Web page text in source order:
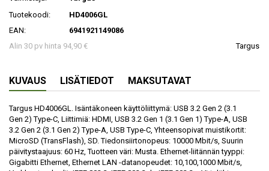
Tuotekoodi:
HD4006GL
EAN:
6941921149086
Alin 30 pv hinta 94,90 €
Targus
KUVAUS LISÄTIEDOT MAKSUTAVAT
Targus HD4006GL. Isäntäkoneen käyttöliittymä: USB 3.2 Gen 2 (3.1
Gen 2) Type-C, Liittimiä: HDMI, USB 3.2 Gen 1 (3.1 Gen 1) Type-A, USB
3.2 Gen 2 (3.1 Gen 2) Type-A, USB Type-C, Yhteensopivat muistikortit:
MicroSD (TransFlash), SD. Tiedonsiirtonopeus: 10000 Mbit/s, Suurin
päivitystaajuus: 60 Hz, Tuotteen väri: Musta. Ethernet-liitännän tyyppi:
Gigabitti Ethernet, Ethernet LAN -datanopeudet: 10,100,1000 Mbit/s,